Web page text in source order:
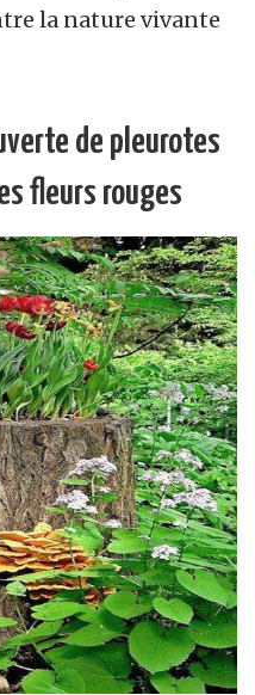
la nature vivante
de pleurotes
fleurs rouges